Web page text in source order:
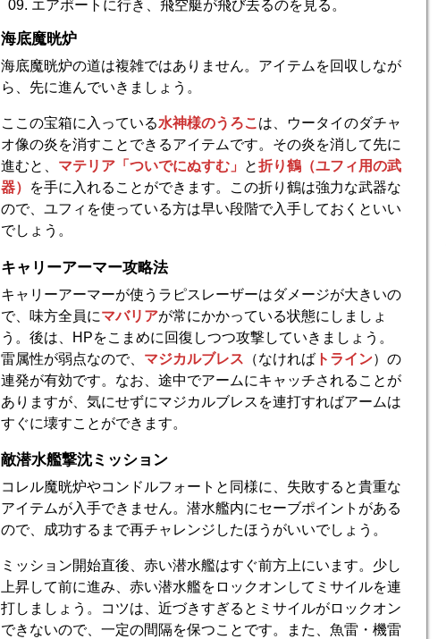
エアポートに行き、飛空艇が飛び去るのを見る。
海底魔晄炉
海底魔晄炉の道は複雑ではありません。アイテムを回収しなが
ら、先に進んでいきましょう。
ここの宝箱に入っている水神様のうろこ は、ウータイのダチャ
オ像の炎を消すことできるアイテムです。その炎を消して先に
進むと、 マテリア「ついでにぬすむ」 と折り鶴（ユフィ用の武
器） を手に入れることができます。この折り鶴は強力な武器な
ので、ユフィを使っている方は早い段階で入手しておくといい
でしょう。
キャリーアーマー攻略法
キャリーアーマーが使うラピスレーザーはダメージが大きいの
で、味方全員にマバリアが常にかかっている状態にしましょ
う。後は、HPをこまめに回復しつつ攻撃していきましょう。
雷属性が弱点なので、 マジカルブレス （なければ トライン）の
連発が有効です。なお、途中でアームにキャッチされることが
ありますが、気にせずにマジカルブレスを連打すればアームは
すぐに壊すことができます。
敵潜水艦撃沈ミッション
コレル魔晄炉やコンドルフォートと同様に、失敗すると貴重な
アイテムが入手できません。潜水艦内にセーブポイントがある
ので、成功するまで再チャレンジしたほうがいいでしょう。
ミッション開始直後、赤い潜水艦はすぐ前方上にいます。少し
上昇して前に進み、赤い潜水艦をロックオンしてミサイルを連
打しましょう。コツは、近づきすぎるとミサイルがロックオン
できないので、一定の間隔を保つことです。また、魚雷・機雷